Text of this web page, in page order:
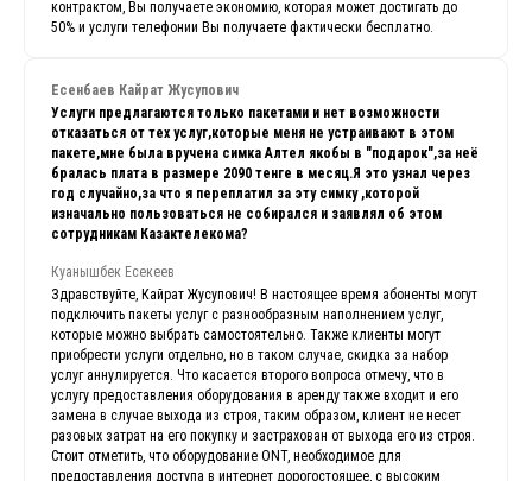
контрактом, Вы получаете экономию, которая может достигать до
50% и услуги телефонии Вы получаете фактически бесплатно.
Есенбаев Кайрат Жусупович
Услуги предлагаются только пакетами и нет возможности
отказаться от тех услуг,которые меня не устраивают в этом
пакете,мне была вручена симка Алтел якобы в "подарок",за неё
бралась плата в размере 2090 тенге в месяц.Я это узнал через
год случайно,за что я переплатил за эту симку ,которой
изначально пользоваться не собирался и заявлял об этом
сотрудникам Казактелекома?
Куанышбек Есекеев
Здравствуйте, Кайрат Жусупович! В настоящее время абоненты могут
подключить пакеты услуг с разнообразным наполнением услуг,
которые можно выбрать самостоятельно. Также клиенты могут
приобрести услуги отдельно, но в таком случае, скидка за набор
услуг аннулируется. Что касается второго вопроса отмечу, что в
услугу предоставления оборудования в аренду также входит и его
замена в случае выхода из строя, таким образом, клиент не несет
разовых затрат на его покупку и застрахован от выхода его из строя.
Стоит отметить, что оборудование ONT, необходимое для
предоставления доступа в интернет дорогостоящее, с высоким